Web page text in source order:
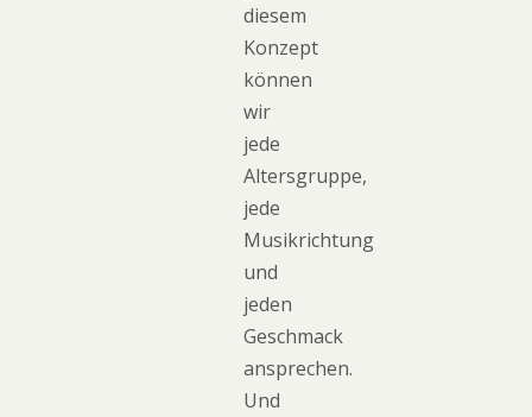
diesem
Konzept
können
wir
jede
Altersgruppe,
jede
Musikrichtung
und
jeden
Geschmack
ansprechen.
Und